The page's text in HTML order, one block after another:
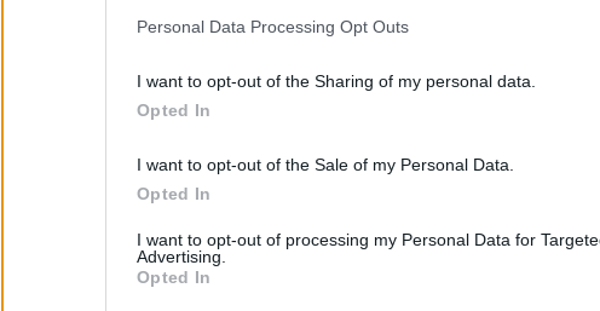
Personal Data Processing Opt Outs
I want to opt-out of the Sharing of my personal data.
Opted In
I want to opt-out of the Sale of my Personal Data.
Opted In
I want to opt-out of processing my Personal Data for
Advertising.
Opted In